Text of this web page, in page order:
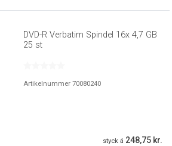
DVD-R Verbatim Spindel 16x 4,7 GB
25 st
Artikelnummer 70080240
styck á 248,75 kr.